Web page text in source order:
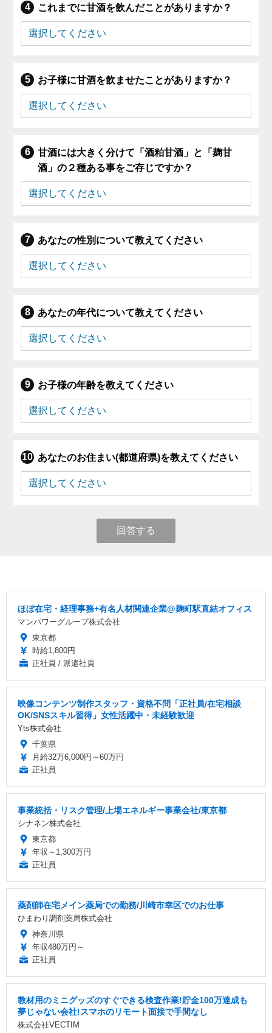
これまでに甘酒を飲んだことがありますか？
お子様に甘酒を飲ませたことがありますか？
甘酒には大きく分けて「酒粕甘酒」と「麹甘
酒」の２種ある事をご存じですか？
あなたの性別について教えてください
あなたの年代について教えてください
お子様の年齢を教えてください
あなたのお住まい(都道府県)を教えてください
回答する
ほぼ在宅・経理事務+有名人材関連企業@麹町駅直結オフィス
マンパワーグループ株式会社
東京都
時給1,800円
正社員 / 派遣社員
映像コンテンツ制作スタッフ・資格不問「正社員/在宅相談
OK/SNSスキル習得」女性活躍中・未経験歓迎
Yts株式会社
千葉県
月給32万6,000円～60万円
正社員
事業統括・リスク管理/上場エネルギー事業会社/東京都
シナネン株式会社
東京都
年収～1,300万円
正社員
薬剤師在宅メイン薬局での勤務/川崎市幸区でのお仕事
ひまわり調剤薬局株式会社
神奈川県
年収480万円～
正社員
教材用のミニグッズのすぐできる検査作業!貯金100万達成も
夢じゃない会社!スマホのリモート面接で手間なし
株式会社VECTIM